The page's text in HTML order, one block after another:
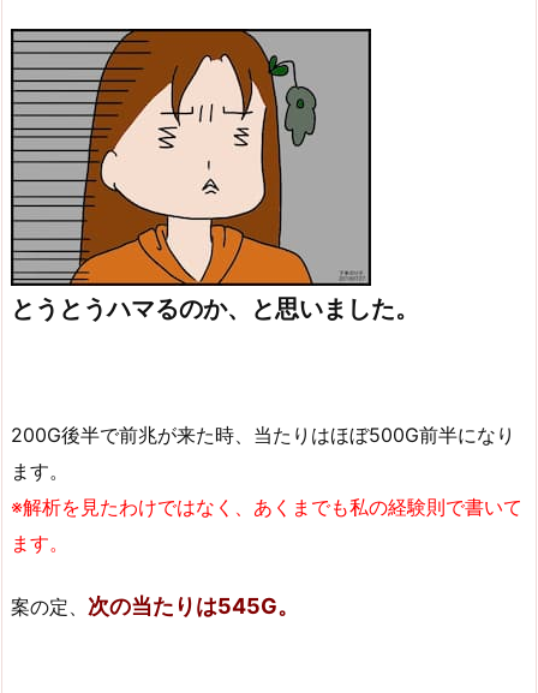
とうとうハマるのか、と思いました。
200G後半で前兆が来た時、当たりはほぼ500G前半になり
ます。
※解析を見たわけではなく、あくまでも私の経験則で書いて
ます。
案の定、 次の当たりは545G。